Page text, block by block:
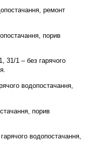
ремонт
порив
31/1 – без гарячого
водопостачання,
порив
водопостачання,